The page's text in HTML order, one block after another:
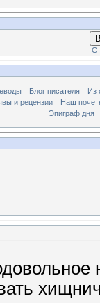
Блог писателя
Из
и рецензии
Наш
Эпиграф дня